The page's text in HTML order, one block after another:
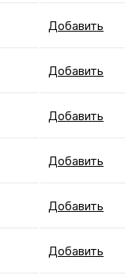
Добавить
Добавить
Добавить
Добавить
Добавить
Добавить